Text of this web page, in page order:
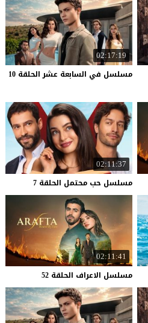
02:17:19
مسلسل في السابعة عشر الحلقة 10
02:11:37
مسلسل حب محتمل الحلقة 7
02:11:41
مسلسل الاعراف الحلقة 52